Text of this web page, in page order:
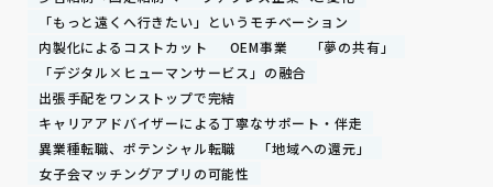
「もっと遠くへ行きたい」というモチベーション
内製化によるコストカット
OEM事業
「夢の共有」
「デジタル×ヒューマンサービス」の融合
出張手配をワンストップで完結
キャリアアドバイザーによる丁寧なサポート・伴走
異業種転職、ポテンシャル転職
「地域への還元」
女子会マッチングアプリの可能性